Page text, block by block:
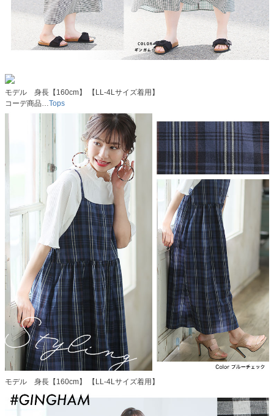
モデル 身長【160cm】 【LL-4Lサイズ着用】
コーデ商品…Tops
モデル 身長【160cm】 【LL-4Lサイズ着用】